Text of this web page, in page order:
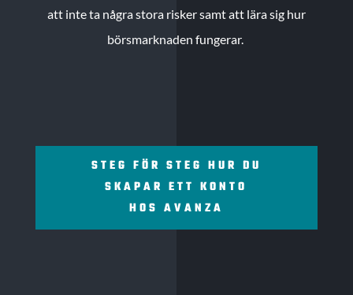
att inte ta några stora risker samt att lära sig hur
börsmarknaden fungerar.
STEG FÖR STEG HUR DU
SKAPAR ETT KONTO
HOS AVANZA